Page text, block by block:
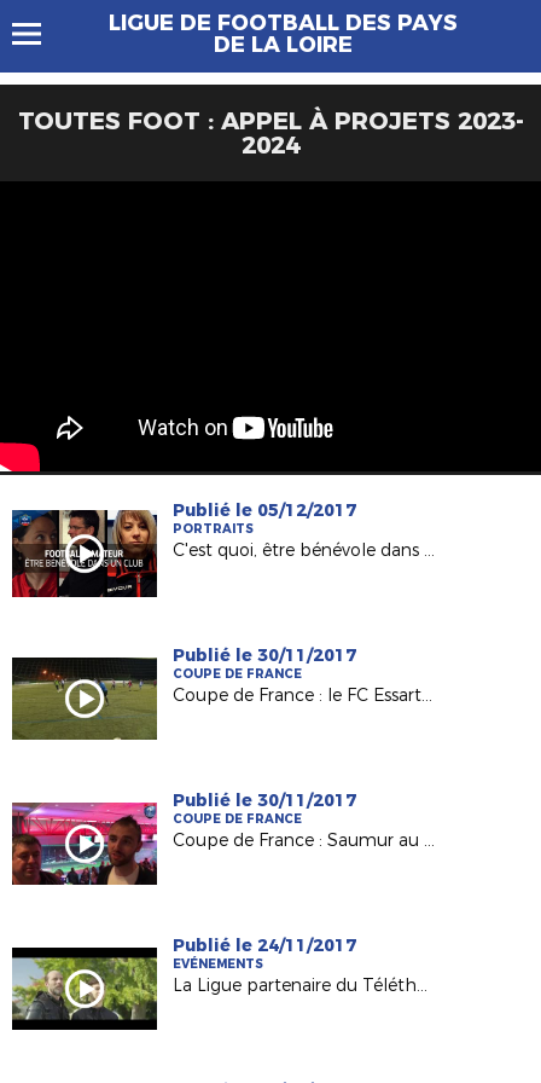
LIGUE DE FOOTBALL DES PAYS
DE LA LOIRE
TOUTES FOOT : APPEL À PROJETS 2023-
2024
Publié le 05/12/2017
PORTRAITS
C'est quoi, être bénévole dans un club ?
Publié le 30/11/2017
COUPE DE FRANCE
Coupe de France : le FC Essartais, Petit Poucet du 8e tour
Publié le 30/11/2017
COUPE DE FRANCE
Coupe de France : Saumur au défi du Vannes OC
Publié le 24/11/2017
EVÉNEMENTS
La Ligue partenaire du Téléthon 2017 !